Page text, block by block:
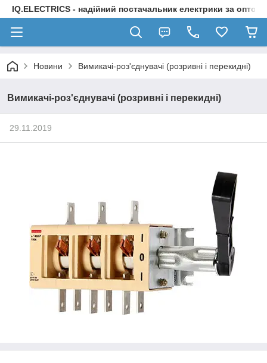
IQ.ELECTRICS - надійний постачальник електрики за
Новини Вимикачі-роз'єднувачі (розривні і перекидні)
Вимикачі-роз'єднувачі (розривні і перекидні)
29.11.2019